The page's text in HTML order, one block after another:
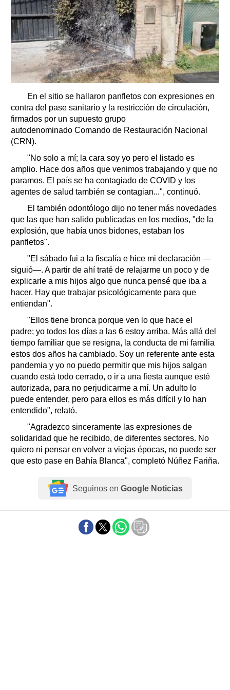
En el sitio se hallaron panfletos con expresiones en
contra del pase sanitario y la restricción de circulación,
firmados por un supuesto grupo
autodenominado Comando de Restauración Nacional
(CRN).
"No solo a mí; la cara soy yo pero el listado es
amplio. Hace dos años que venimos trabajando y que no
paramos. El país se ha contagiado de COVID y los
agentes de salud también se contagian...", continuó.
El también odontólogo dijo no tener más novedades
que las que han salido publicadas en los medios, "de la
explosión, que había unos bidones, estaban los
panfletos".
"El sábado fui a la fiscalía e hice mi declaración —
siguió—. A partir de ahí traté de relajarme un poco y de
explicarle a mis hijos algo que nunca pensé que iba a
hacer. Hay que trabajar psicológicamente para que
entiendan".
"Ellos tiene bronca porque ven lo que hace el
padre; yo todos los días a las 6 estoy arriba. Más allá del
tiempo familiar que se resigna, la conducta de mi familia
estos dos años ha cambiado. Soy un referente ante esta
pandemia y yo no puedo permitir que mis hijos salgan
cuando está todo cerrado, o ir a una fiesta aunque esté
autorizada, para no perjudicarme a mí. Un adulto lo
puede entender, pero para ellos es más difícil y lo han
entendido", relató.
"Agradezco sinceramente las expresiones de
solidaridad que he recibido, de diferentes sectores. No
quiero ni pensar en volver a viejas épocas, no puede ser
que esto pase en Bahía Blanca", completó Núñez Fariña.
Seguinos en Google Noticias